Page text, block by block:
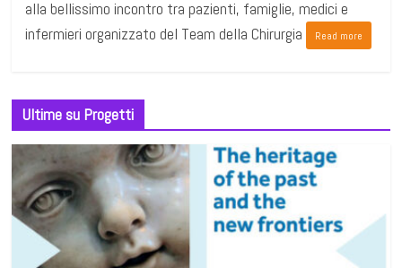
alla bellissimo incontro tra pazienti, famiglie, medici e
infermieri organizzato del Team della Chirurgia
Read more
Ultime su Progetti